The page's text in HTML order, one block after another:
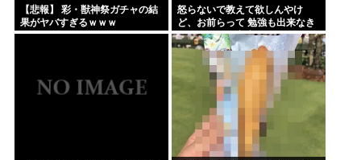
【悲報】 彩・獣神祭ガチャの結
果がヤバすぎるｗｗｗ
怒らないで教えて欲しんやけ
ど、お前らって 勉強も出来なき
ゃスポーツも出来ない 面白くも
なければ顔も悪い クラスの5軍
だったよね？